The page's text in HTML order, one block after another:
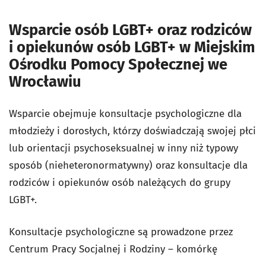
Wsparcie osób LGBT+ oraz rodziców
i opiekunów osób LGBT+ w Miejskim
Ośrodku Pomocy Społecznej we
Wrocławiu
Wsparcie obejmuje konsultacje psychologiczne dla
młodzieży i dorosłych, którzy doświadczają swojej płci
lub orientacji psychoseksualnej w inny niż typowy
sposób (nieheteronormatywny) oraz konsultacje dla
rodziców i opiekunów osób należących do grupy
LGBT+.
Konsultacje psychologiczne są prowadzone przez
Centrum Pracy Socjalnej i Rodziny – komórkę